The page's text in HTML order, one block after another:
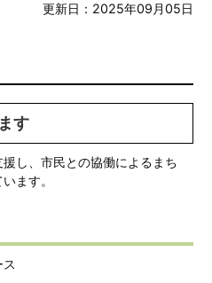
更新日：2025年09月05日
す
し、市民との協働によるまち
ます。